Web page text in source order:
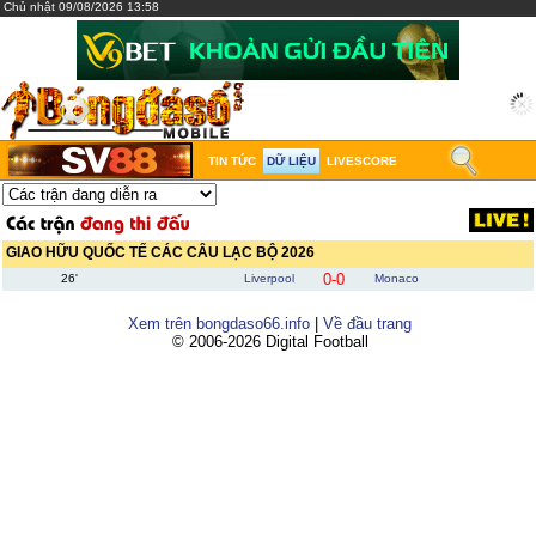
Chủ nhật 09/08/2026 13:58
TIN TỨC DỮ LIỆU LIVESCORE
GIAO HỮU QUỐC TẾ CÁC CÂU LẠC BỘ 2026
26' Liverpool 0-0 Monaco
Xem trên bongdaso66.info
Về đầu trang
© 2006-2026 Digital Football